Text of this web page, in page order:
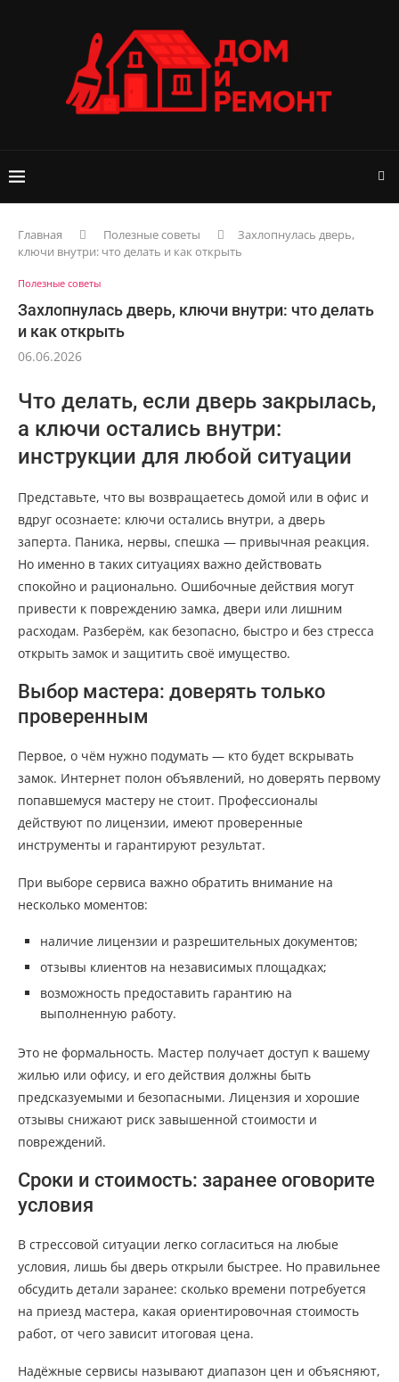
Главная Полезные советы
Захлопнулась дверь,
ключи внутри: что делать и как открыть
Полезные советы
Захлопнулась дверь, ключи внутри: что делать
и как открыть
06.06.2026
Что делать, если дверь закрылась,
а ключи остались внутри:
инструкции для любой ситуации
Представьте, что вы возвращаетесь домой или в офис и
вдруг осознаете: ключи остались внутри, а дверь
заперта. Паника, нервы, спешка — привычная реакция.
Но именно в таких ситуациях важно действовать
спокойно и рационально. Ошибочные действия могут
привести к повреждению замка, двери или лишним
расходам. Разберём, как безопасно, быстро и без стресса
открыть замок и защитить своё имущество.
Выбор мастера: доверять только
проверенным
Первое, о чём нужно подумать — кто будет вскрывать
замок. Интернет полон объявлений, но доверять первому
попавшемуся мастеру не стоит. Профессионалы
действуют по лицензии, имеют проверенные
инструменты и гарантируют результат.
При выборе сервиса важно обратить внимание на
несколько моментов:
наличие лицензии и разрешительных документов;
отзывы клиентов на независимых площадках;
возможность предоставить гарантию на
выполненную работу.
Это не формальность. Мастер получает доступ к вашему
жилью или офису, и его действия должны быть
предсказуемыми и безопасными. Лицензия и хорошие
отзывы снижают риск завышенной стоимости и
повреждений.
Сроки и стоимость: заранее оговорите
условия
В стрессовой ситуации легко согласиться на любые
условия, лишь бы дверь открыли быстрее. Но правильнее
обсудить детали заранее: сколько времени потребуется
на приезд мастера, какая ориентировочная стоимость
работ, от чего зависит итоговая цена.
Надёжные сервисы называют диапазон цен и объясняют,